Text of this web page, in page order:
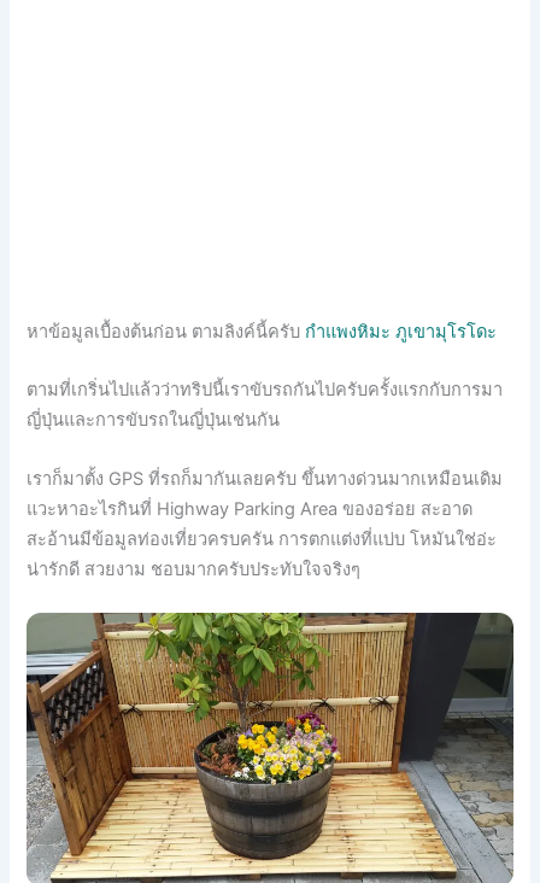
หาข้อมูลเบื้องต้นก่อน ตามลิงค์นี้ครับ กำแพงหิมะ ภูเขามุโรโดะ
ตามที่เกริ่นไปแล้วว่าทริปนี้เราขับรถกันไปครับครั้งแรกกับการมา
ญี่ปุ่นและการขับรถในญี่ปุ่นเช่นกัน
เราก็มาตั้ง GPS ที่รถก็มากันเลยครับ ขึ้นทางด่วนมากเหมือนเดิม
แวะหาอะไรกินที่ Highway Parking Area ของอร่อย สะอาด
สะอ้านมีข้อมูลท่องเที่ยวครบครัน การตกแต่งที่แบ่บ โหมันใช่อ่ะ
น่ารักดี สวยงาม ชอบมากครับประทับใจจริงๆ